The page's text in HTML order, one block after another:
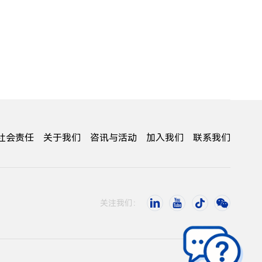
会责任 关于我们 咨讯与活动 加入我们 联系我们
关注我们：